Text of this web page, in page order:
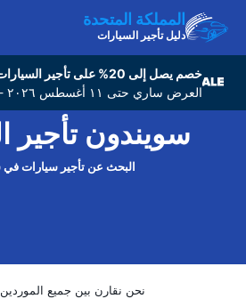
المملكة المتحدة
دليل تأجير السيارات
خصم يصل إلى 20% على تأجير السيارات في جميع أنحاء العالم
العرض ساري حتى ١١ أغسطس ٢٠٢٦ - استفد منه اليوم!
سويندون تأجير
البحث عن تأجير سيارات
نحن نقارن بين جميع